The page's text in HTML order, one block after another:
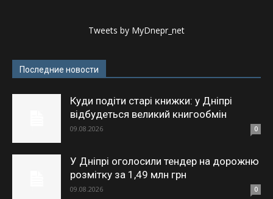
Tweets by MyDnepr_net
Последние новости
Куди подіти старі книжки: у Дніпрі
відбудеться великий книгообмін
09.08.2026 0
У Дніпрі оголосили тендер на дорожню
розмітку за 1,49 млн грн
09.08.2026 0